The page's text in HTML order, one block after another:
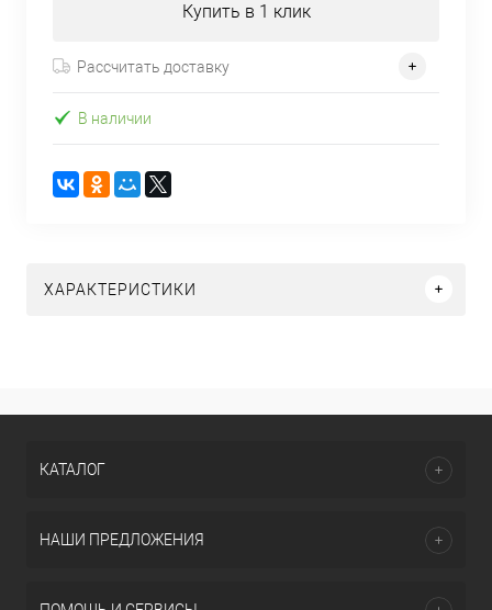
Купить в 1 клик
Рассчитать доставку
В наличии
ХАРАКТЕРИСТИКИ
КАТАЛОГ
НАШИ ПРЕДЛОЖЕНИЯ